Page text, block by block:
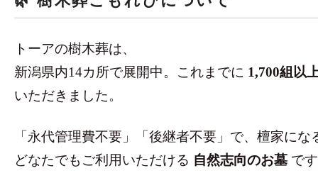
トーアの樹木葬は、
新潟県内14カ所で展開中。これまでに 1,700組以
いただきました。
「永代管理費不要」「後継者不要」で、檀家にな
どなたでもご利用いただける 自然志向のお墓 で